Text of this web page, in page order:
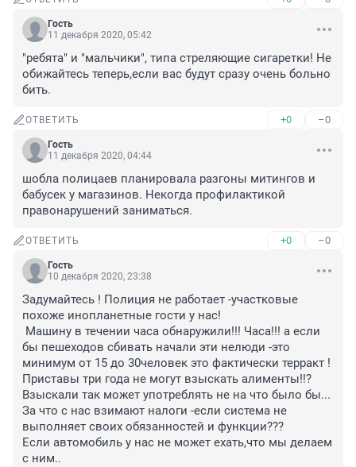
Гость
11 декабря 2020, 05:42
"ребята" и "мальчики", типа стреляющие сигаретки! Не
обижайтесь теперь,если вас будут сразу очень больно
бить.
ОТВЕТИТЬ +0 –0
Гость
11 декабря 2020, 04:44
шобла полицаев планировала разгоны митингов и
бабусек у магазинов. Некогда профилактикой
правонарушений заниматься.
ОТВЕТИТЬ +0 –0
Гость
10 декабря 2020, 23:38
Задумайтесь ! Полиция не работает -участковые
похоже инопланетные гости у нас!
Машину в течении часа обнаружили!!! Часа!!! а если
бы пешеходов сбивать начали эти нелюди -это
минимум от 15 до 30человек это фактически терракт !
Приставы три года не могут взыскать алименты!!?
Взыскали так может употреблять не на что было бы...
За что с нас взимают налоги -если система не
выполняет своих обязанностей и функции???
Если автомобиль у нас не может ехать,что мы делаем
с ним..